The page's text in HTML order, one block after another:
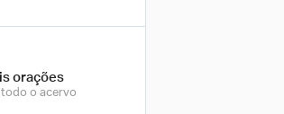
orações
todo o acervo